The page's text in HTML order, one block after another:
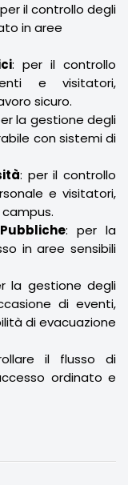
il controllo degli
in aree
: per il controllo
e visitatori,
sicuro.
la gestione degli
con sistemi di
: per il controllo
e visitatori,
: per la
in aree sensibili
la gestione degli
di eventi,
di evacuazione
il flusso di
ordinato e